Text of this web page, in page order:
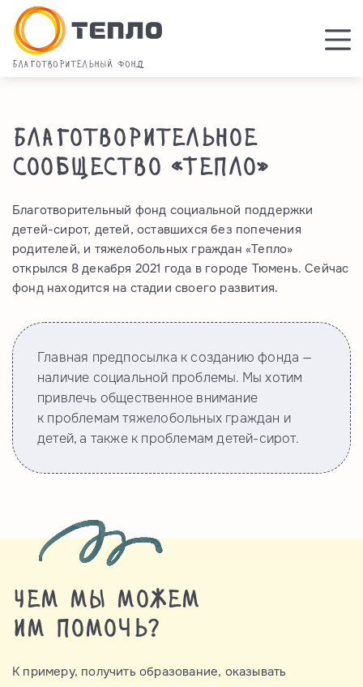
Благотворительный фонд
Благотворительное
сообщество «Тепло»
Благотворительный фонд социальной поддержки
детей-сирот, детей, оставшихся без попечения
родителей, и тяжелобольных граждан «Тепло»
открылся 8 декабря 2021 года в городе Тюмень. Сейчас
фонд находится на стадии своего развития.
Главная предпосылка к созданию фонда —
наличие социальной проблемы. Мы хотим
привлечь общественное внимание
к проблемам тяжелобольных граждан и
детей, а также к проблемам детей-сирот.
Чем мы можем
им помочь?
К примеру, получить образование, оказывать